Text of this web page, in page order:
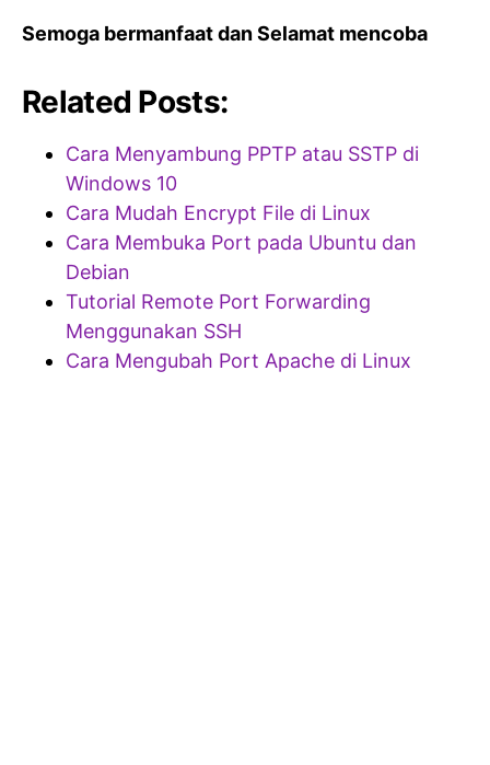
Semoga bermanfaat dan Selamat mencoba
Related Posts:
Cara Menyambung PPTP atau SSTP di
Windows 10
Cara Mudah Encrypt File di Linux
Cara Membuka Port pada Ubuntu dan
Debian
Tutorial Remote Port Forwarding
Menggunakan SSH
Cara Mengubah Port Apache di Linux